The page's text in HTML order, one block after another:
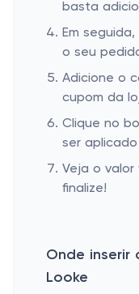
basta
Em
o seu
Adicione o
cupom da
Clique no
ser
Veja o valor
finalize!
Onde inserir
Looke